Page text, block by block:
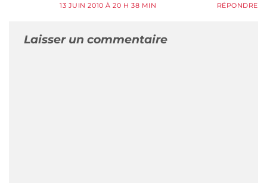
13 JUIN 2010 À 20 H 38 MIN RÉPONDRE
Laisser un commentaire